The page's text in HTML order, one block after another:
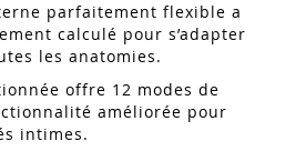
parfaitement flexible a
calculé pour s’adapter
les anatomies.
offre 12 modes de
améliorée pour
intimes.